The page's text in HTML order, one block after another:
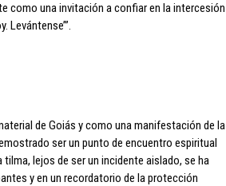
como una invitación a confiar en la intercesión
Levántense’”.
de Goiás y como una manifestación de la
ser un punto de encuentro espiritual
lejos de ser un incidente aislado, se ha
y en un recordatorio de la protección